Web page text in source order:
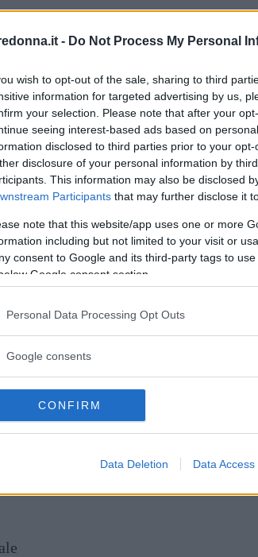
- Do Not Process My Personal
wish to opt-out of the sale, sharing to third
information for targeted advertising by us,
your selection. Please note that after your
seeing interest-based ads based on
disclosed to third parties prior to your
disclosure of your personal information by
This information may also be disclosed
Participants that may further disclose it
note that this website/app uses one or more
including but not limited to your visit or
consent to Google and its third-party tags to
Google consent section.
Personal Data Processing Opt Outs
Google consents
CONFIRM
Data Deletion Data Access
Emanuele